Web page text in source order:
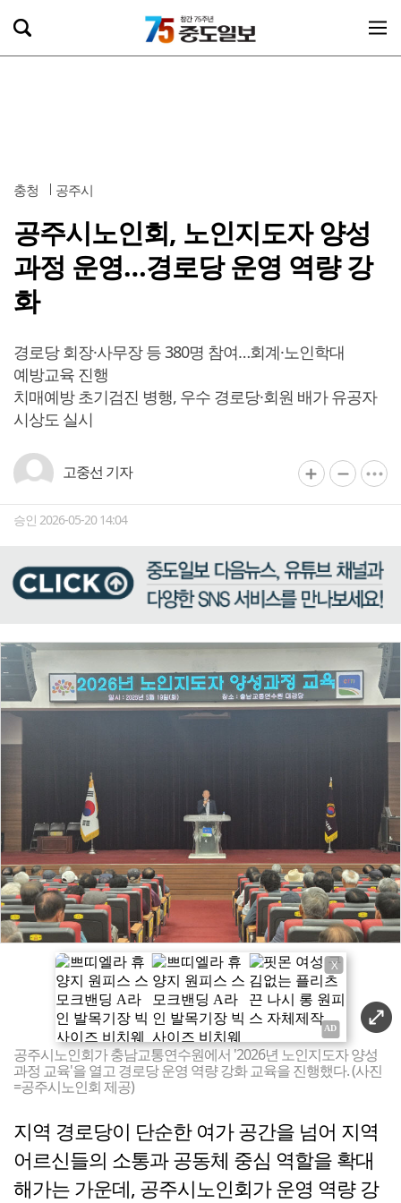
충청 공주시
공주시노인회, 노인지도자 양성
과정 운영…경로당 운영 역량 강
화
경로당 회장·사무장 등 380명 참여…회계·노인학대
예방교육 진행
치매예방 초기검진 병행, 우수 경로당·회원 배가 유공자
시상도 실시
고중선 기자
승인 2026-05-20 14:04
X
공주시노인회가 충남교통연수원에서 '2026년 노인지도자 양성
과정 교육'을 열고 경로당 운영 역량 강화 교육을 진행했다. (사진
=공주시노인회 제공)
지역 경로당이 단순한 여가 공간을 넘어 지역
어르신들의 소통과 공동체 중심 역할을 확대
해가는 가운데, 공주시노인회가 운영 역량 강